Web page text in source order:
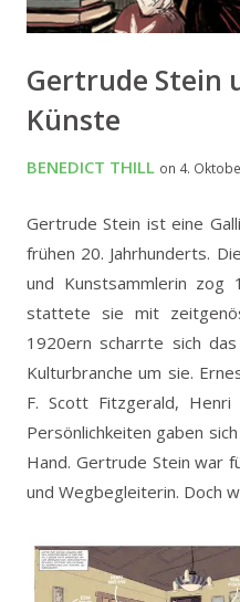
Gertrude Stein
Künste
BENEDICT THILL on 4.
Gertrude Stein ist eine
frühen 20. Jahrhunderts.
und Kunstsammlerin zog
stattete sie mit
1920ern scharrte sich
Kulturbranche um sie.
F. Scott Fitzgerald,
Persönlichkeiten gaben
Hand. Gertrude Stein war
und Wegbegleiterin. Doch